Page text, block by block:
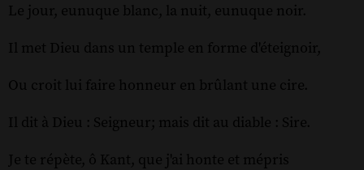
Le jour, eunuque blanc, la nuit, eunuque noir.
Il met Dieu dans un temple en forme d'éteignoir,
Ou croit lui faire honneur en brûlant une cire.
Il dit à Dieu : Seigneur; mais dit au diable : Sire.
Je te répète, ô Kant, que j'ai honte et mépris